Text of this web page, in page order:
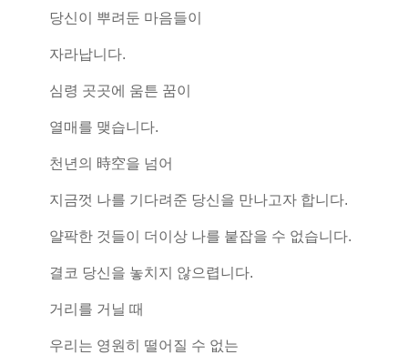
당신이 뿌려둔 마음들이
자라납니다.
심령 곳곳에 움튼 꿈이
열매를 맺습니다.
천년의 時空을 넘어
지금껏 나를 기다려준 당신을 만나고자 합니다.
얄팍한 것들이 더이상 나를 붙잡을 수 없습니다.
결코 당신을 놓치지 않으렵니다.
거리를 거닐 때
우리는 영원히 떨어질 수 없는